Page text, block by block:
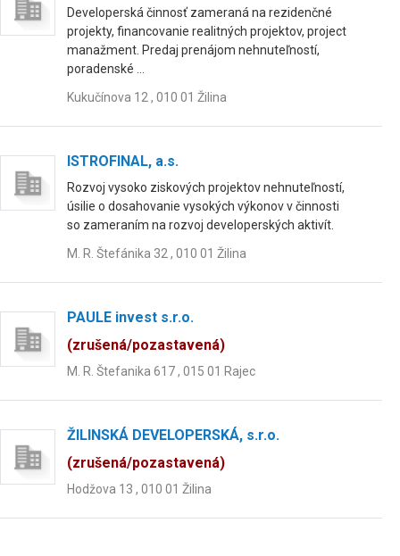
Developerská činnosť zameraná na rezidenčné
projekty, financovanie realitných projektov, project
manažment. Predaj prenájom nehnuteľností,
poradenské ...
Kukučínova 12 , 010 01 Žilina
ISTROFINAL, a.s.
Rozvoj vysoko ziskových projektov nehnuteľností,
úsilie o dosahovanie vysokých výkonov v činnosti
so zameraním na rozvoj developerských aktivít.
M. R. Štefánika 32 , 010 01 Žilina
PAULE invest s.r.o.
(zrušená/pozastavená)
M. R. Štefanika 617 , 015 01 Rajec
ŽILINSKÁ DEVELOPERSKÁ, s.r.o.
(zrušená/pozastavená)
Hodžova 13 , 010 01 Žilina